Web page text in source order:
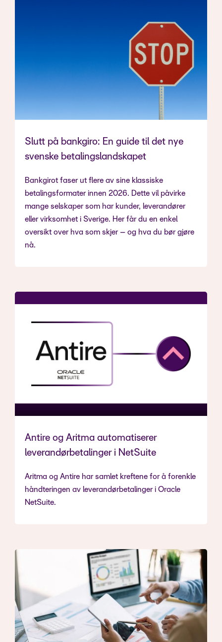
Slutt på bankgiro: En guide til det nye
svenske betalingslandskapet
Bankgirot faser ut flere av sine klassiske
betalingsformater innen 2026. Dette vil påvirke
mange selskaper som har kunder, leverandører
eller virksomhet i Sverige. Her får du en enkel
oversikt over hva som skjer – og hva du bør gjøre
nå.
Antire og Aritma automatiserer
leverandørbetalinger i NetSuite
Aritma og Antire har samlet kreftene for å forenkle
håndteringen av leverandørbetalinger i Oracle
NetSuite.